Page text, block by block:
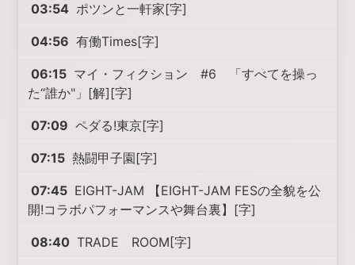
03:54 ポツンと一軒家[字]
04:56 有働Times[字]
06:15 マイ・フィクション #6 「すべてを操っ
た“誰か"」[解][字]
07:09 ペダる!東京[字]
07:15 熱闘甲子園[字]
07:45 EIGHT-JAM 【EIGHT-JAM FESの全貌を公
開!コラボパフォーマンスや舞台裏】[字]
08:40 TRADE ROOM[字]